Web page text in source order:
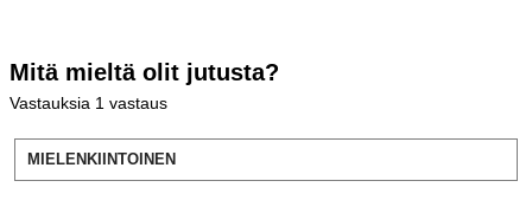
Mitä mieltä olit jutusta?
Vastauksia 1 vastaus
MIELENKIINTOINEN